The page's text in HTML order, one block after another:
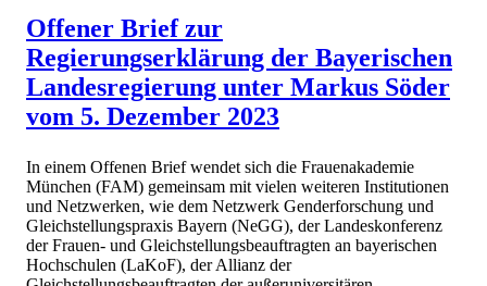
Offener Brief zur
Regierungserklärung der Bayerischen
Landesregierung unter Markus Söder
vom 5. Dezember 2023
In einem Offenen Brief wendet sich die Frauenakademie
München (FAM) gemeinsam mit vielen weiteren Institutionen
und Netzwerken, wie dem Netzwerk Genderforschung und
Gleichstellungspraxis Bayern (NeGG), der Landeskonferenz
der Frauen- und Gleichstellungsbeauftragten an bayerischen
Hochschulen (LaKoF), der Allianz der